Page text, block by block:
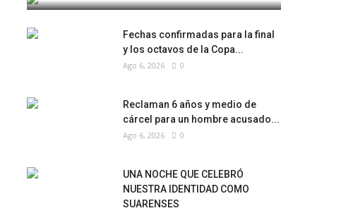
Fechas confirmadas para la final
y los octavos de la Copa...
Ago 6, 2026 0
Reclaman 6 años y medio de
cárcel para un hombre acusado...
Ago 6, 2026 0
UNA NOCHE QUE CELEBRÓ
NUESTRA IDENTIDAD COMO
SUARENSES